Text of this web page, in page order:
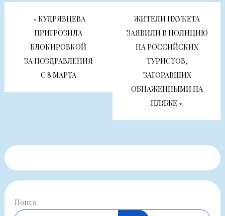
Навигация
записям
КУДРЯВЦЕВА
ПРИГРОЗИЛА
БЛОКИРОВКОЙ
ЗА ПОЗДРАВЛЕНИЯ
С 8 МАРТА
ЖИТЕЛИ ПХУКЕТА
ЗАЯВИЛИ В ПОЛИЦИЮ
НА РОССИЙСКИХ
ТУРИСТОВ,
ЗАГОРАВШИХ
ОБНАЖЕННЫМИ НА
ПЛЯЖЕ
Поиск